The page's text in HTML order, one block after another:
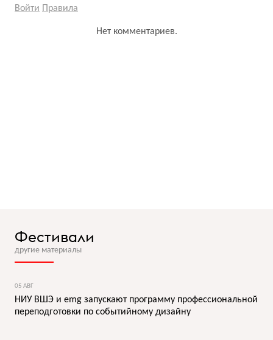
Войти Правила
Нет комментариев.
Фестивали
другие материалы
05 АВГ
НИУ ВШЭ и emg запускают программу профессиональной
переподготовки по событийному дизайну